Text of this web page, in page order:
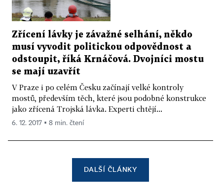
Zřícení lávky je závažné selhání, někdo
musí vyvodit politickou odpovědnost a
odstoupit, říká Krnáčová. Dvojníci mostu
se mají uzavřít
V Praze i po celém Česku začínají velké kontroly
mostů, především těch, které jsou podobné konstrukce
jako zřícená Trojská lávka. Experti chtějí...
6. 12. 2017 ▪ 8 min. čtení
DALŠÍ ČLÁNKY